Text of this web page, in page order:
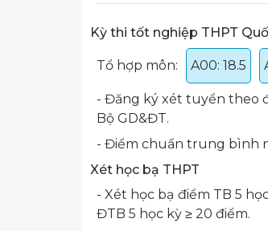
Kỳ thi tốt nghiệp THPT
Tổ hợp môn: A00: 18.5
​- Đăng ký xét tuyển theo
Bộ GD&ĐT.
- Điểm chuẩn trung bình
Xét học bạ THPT
- Xét học bạ điểm TB 5
ĐTB 5 học kỳ ≥ 20 điểm.